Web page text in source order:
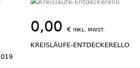
0,00€ INKL. MWST.
KREISLÄUFE-ENTDECKERELLO